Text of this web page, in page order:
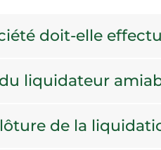
doit-elle
liquidateur
de la